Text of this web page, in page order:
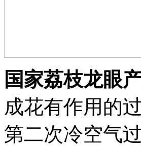
国家荔枝龙眼
成花有作用的
第二次冷空气